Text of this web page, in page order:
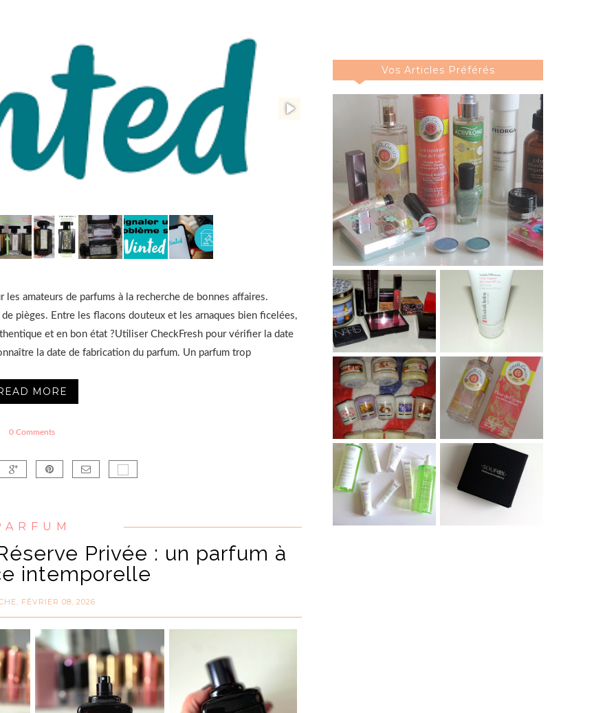
amateurs de parfums à la recherche de bonnes affaires.
pièges. Entre les flacons douteux et les arnaques bien ficelées,
et en bon état ?Utiliser CheckFresh pour vérifier la date
la date de fabrication du parfum. Un parfum trop
MORE
0 Comments
Privée : un parfum à
intemporelle
FÉVRIER 08, 2026
Vos Articles Préférés